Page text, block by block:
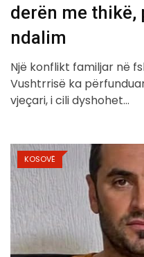
derën me thikë,
ndalim
Një konflikt familjar në
Vushtrrisë ka
vjeçari, i cili dyshohet…
KOSOVË